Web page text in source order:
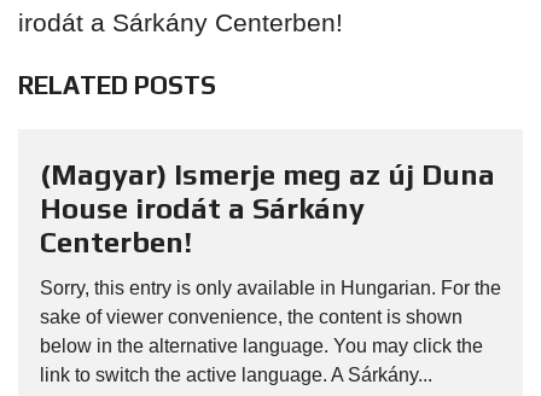
irodát a Sárkány Centerben!
RELATED POSTS
(Magyar) Ismerje meg az új Duna
House irodát a Sárkány
Centerben!
Sorry, this entry is only available in Hungarian. For the
sake of viewer convenience, the content is shown
below in the alternative language. You may click the
link to switch the active language. A Sárkány...